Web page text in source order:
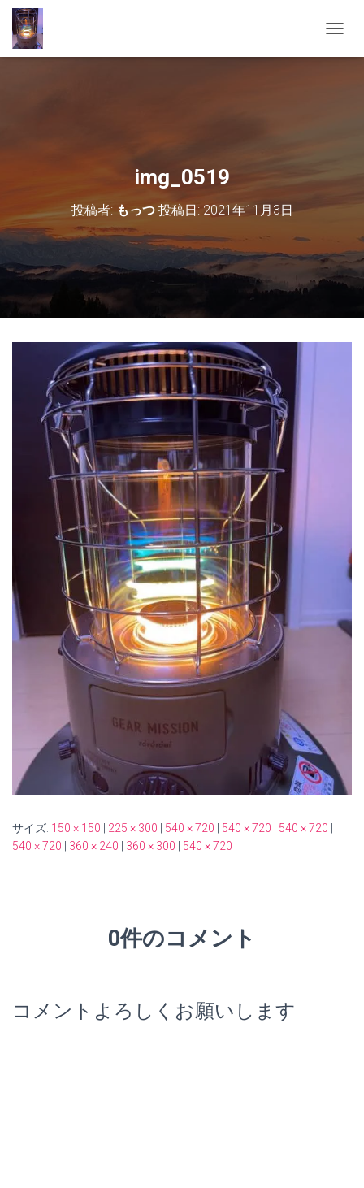
ビ
img_0519
投稿者: もっつ投稿日: 2021年11月3日
サイズ: 150 × 150 225 × 300 540 × 720 540 × 720 540 × 720
540 × 720
360 × 240 360 × 300 540 × 720
0件のコメント
コメントよろしくお願いします